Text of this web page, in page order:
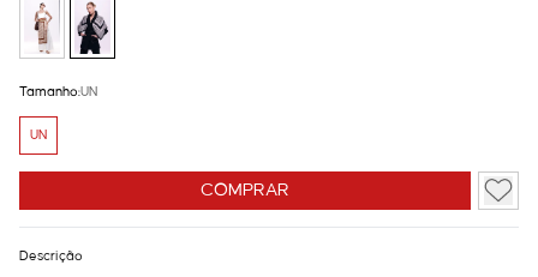
COMPRAR
Tamanho:UN
UN
Descrição